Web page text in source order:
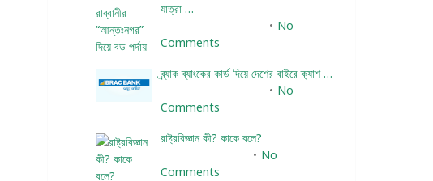
যাত্রা …
No
Comments
ব্র্যাক ব্যাংকের কার্ড দিয়ে দেশের বাইরে ক্যাশ …
No
Comments
রাষ্ট্রবিজ্ঞান কী? কাকে বলে?
No
Comments